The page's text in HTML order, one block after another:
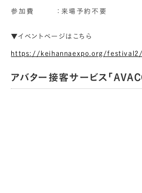
参加費 ：来場予約不要
▼イベントページはこちら
https://keihannaexpo.org/
アバター接客サービス「